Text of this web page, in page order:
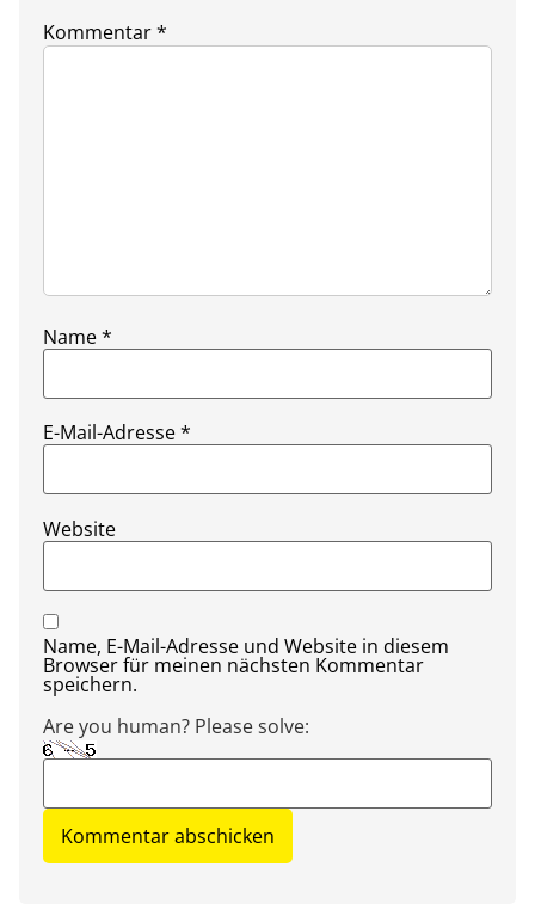
Kommentar*
Name*
E-Mail-Adresse*
Website
Name, E-Mail-Adresse und Website in diesem
Browser für meinen nächsten Kommentar
speichern.
Are you human? Please solve: